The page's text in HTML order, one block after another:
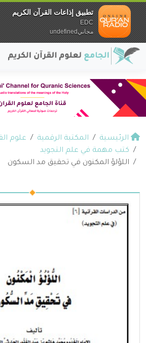
الرئيسية المكتبة الرقمية
علوم
كتب مهمة في علم التجويد
اللؤلؤ المكنون في تحقيق مد السكون
تطبيق إذاعات القرآن الكريم
EDC
مجانيundefined